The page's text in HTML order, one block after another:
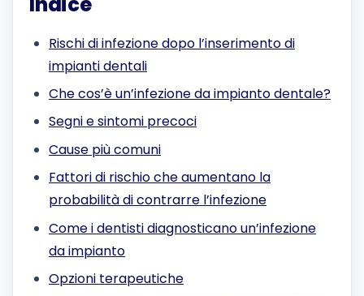
Rischi di infezione dopo l’inserimento di
impianti dentali
Che cos’è un’infezione da impianto dentale?
Segni e sintomi precoci
Cause più comuni
Fattori di rischio che aumentano la
probabilità di contrarre l’infezione
Come i dentisti diagnosticano un’infezione
da impianto
Opzioni terapeutiche